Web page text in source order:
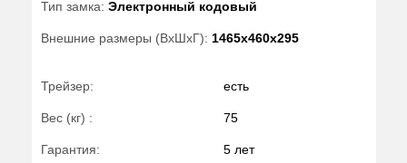
Тип замка: Электронный кодовый
Внешние размеры (ВхШхГ): 1465x460x295
Трейзер: есть
Вес (кг) : 75
Гарантия: 5 лет